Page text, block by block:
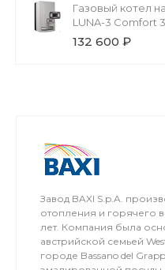
Газовый котел
LUNA-3 Comfort
132 600 ₽
Завод BAXI S.p.A.
отопления и горячего
лет. Компания была
австрийской семьей
городе Bassano del